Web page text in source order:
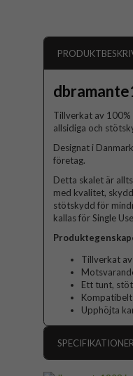
Tillverkat av 100%
allsidiga och
Designat i
företag.
Detta skalet är
med kvalitet,
stötskydd för
kallas för Single
Tillverkat
Ett tunt,
Upphöjta